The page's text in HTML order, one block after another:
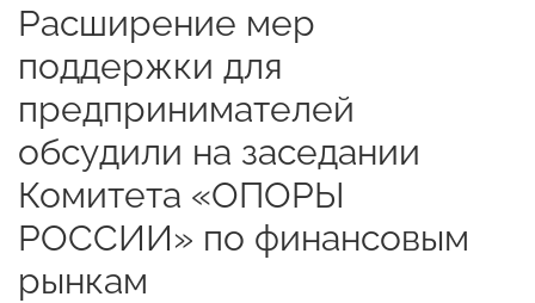
Расширение мер
поддержки для
предпринимателей
обсудили на заседании
Комитета «ОПОРЫ
РОССИИ» по финансовым
рынкам